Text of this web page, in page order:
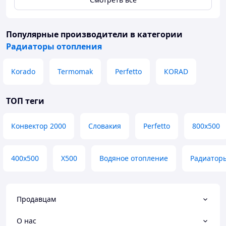
Популярные производители в категории
Радиаторы отопления
Korado Termomak Perfetto КORAD
ТОП теги
Конвектор 2000 Словакия Perfetto 800x500
400х500 X500 Водяное отопление
Продавцам
О нас